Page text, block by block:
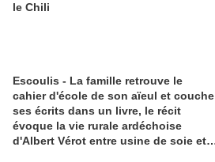
le Chili
Escoulis - La famille retrouve le
cahier d'école de son aïeul et couche
ses écrits dans un livre, le récit
évoque la vie rurale ardéchoise
d'Albert Vérot entre usine de soie et